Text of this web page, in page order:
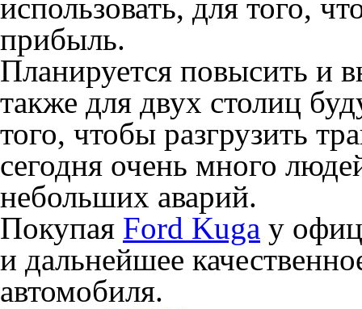
использовать, для того,
прибыль.
Планируется повысить и
также для двух столиц
того, чтобы разгрузить
сегодня очень много
небольших аварий.
Покупая Ford Kuga у
и дальнейшее
автомобиля.